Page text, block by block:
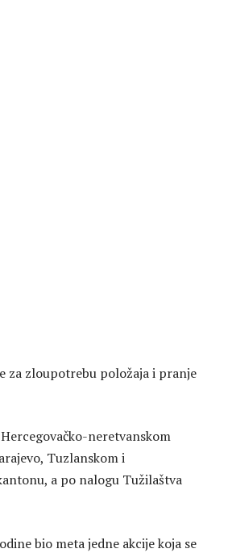
za zloupotrebu položaja i pranje
neretvanskom
Tuzlanskom i
a po nalogu Tužilaštva
bio meta jedne akcije koja se